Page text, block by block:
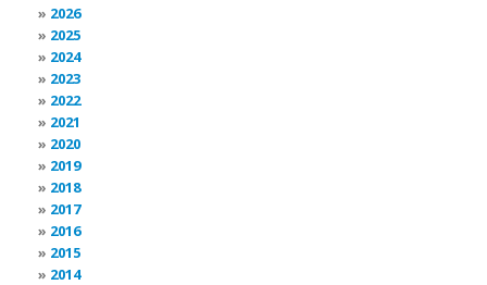
2026
2025
2024
2023
2022
2021
2020
2019
2018
2017
2016
2015
2014